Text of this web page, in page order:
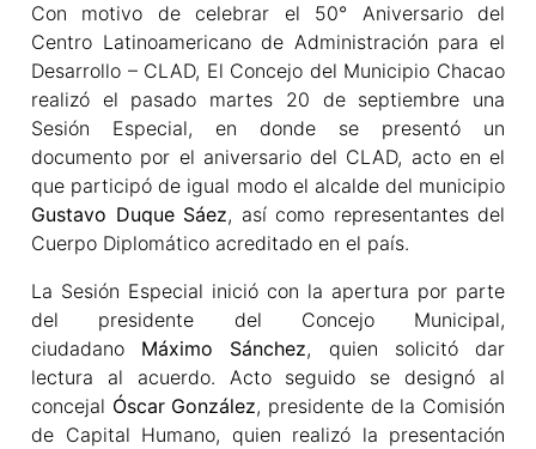
Con motivo de celebrar el 50° Aniversario del
Centro Latinoamericano de Administración para el
Desarrollo – CLAD, El Concejo del Municipio Chacao
realizó el pasado martes 20 de septiembre una
Sesión Especial, en donde se presentó un
documento por el aniversario del CLAD, acto en el
que participó de igual modo el alcalde del municipio
Gustavo Duque Sáez, así como representantes del
Cuerpo Diplomático acreditado en el país.
La Sesión Especial inició con la apertura por parte
del presidente del Concejo Municipal,
ciudadano Máximo Sánchez, quien solicitó dar
lectura al acuerdo. Acto seguido se designó al
concejal Óscar González, presidente de la Comisión
de Capital Humano, quien realizó la presentación